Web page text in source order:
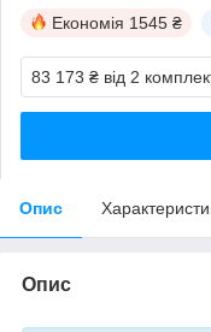
Економія 1545 ₴
83 173 ₴ від 2
Опис
Опис